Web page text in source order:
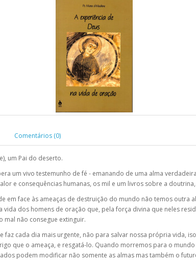
Comentários (0)
um Pai do deserto.
um vivo testemunho de fé - emanando de uma alma
e consequências humanas, os mil e um livros sobre a
em face às ameaças de destruição do mundo não temos outra
vida dos homens de oração que, pela força divina que neles
mal não consegue extinguir.
faz cada dia mais urgente, não para salvar nossa própria vida,
que o ameaça, e resgatá-lo. Quando morremos para o
podem modificar não somente as almas mas também o